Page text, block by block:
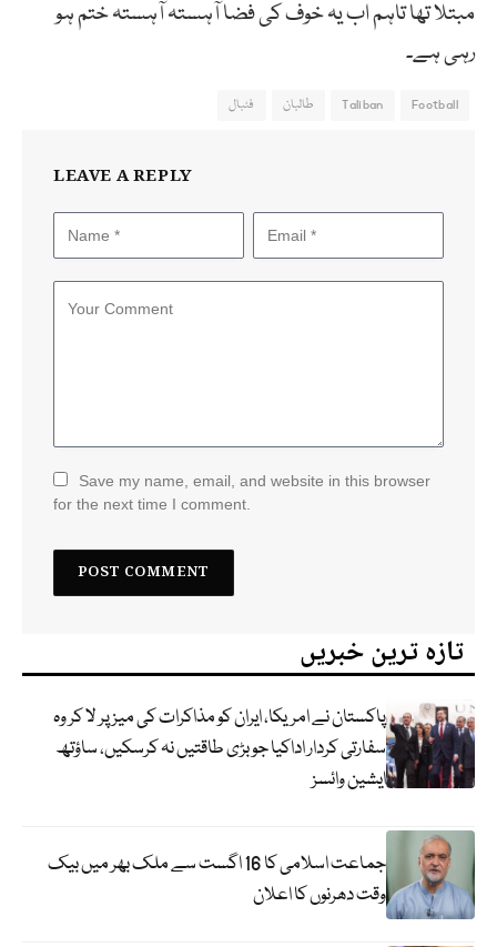
مبتلا تھا تاہم اب یہ خوف کی فضا آہستہ آہستہ ختم ہو
رہی ہے۔
Football
Taliban طالبان فٹبال
LEAVE A REPLY
Save my name, email, and website in this browser
for the next time I comment.
تازہ ترین خبریں
پاکستان نے امریکا، ایران کو مذاکرات کی میز پر لا کر وہ
سفارتی کردار اداکیا جو بڑی طاقتیں نہ کرسکیں، ساؤتھ
ایشین وائسز
جماعت اسلامی کا 16 اگست سے ملک بھر میں بیک
وقت دھرنوں کا اعلان